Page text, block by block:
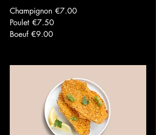
Champignon €7.00
Poulet €7.50
Boeuf €9.00